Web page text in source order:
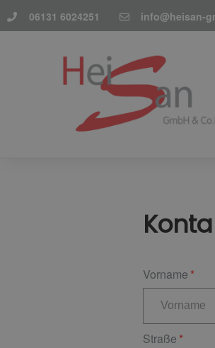
06131 6024251 info@heisan-
Vorname
Straße